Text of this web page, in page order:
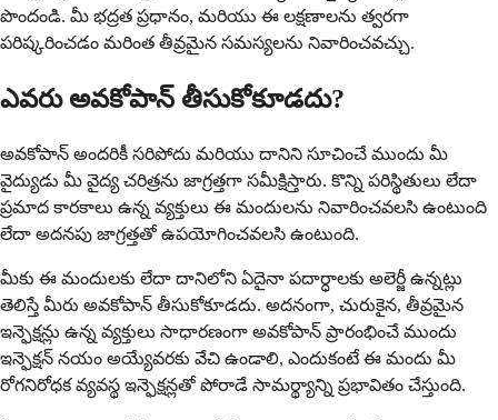
పొందండి. మీ భద్రత ప్రధానం, మరియు ఈ లక్షణాలను త్వరగా
పరిష్కరించడం మరింత తీవ్రమైన సమస్యలను నివారించవచ్చు.
ఎవరు అవకోపాన్ తీసుకోకూడదు?
అవకోపాన్ అందరికీ సరిపోదు మరియు దానిని సూచించే ముందు మీ
వైద్యుడు మీ వైద్య చరిత్రను జాగ్రత్తగా సమీక్షిస్తారు. కొన్ని పరిస్థితులు లేదా
ప్రమాద కారకాలు ఉన్న వ్యక్తులు ఈ మందులను నివారించవలసి ఉంటుంది
లేదా అదనపు జాగ్రత్తతో ఉపయోగించవలసి ఉంటుంది.
మీకు ఈ మందులకు లేదా దానిలోని ఏదైనా పదార్ధాలకు అలెర్జీ ఉన్నట్లు
తెలిస్తే మీరు అవకోపాన్ తీసుకోకూడదు. అదనంగా, చురుకైన, తీవ్రమైన
ఇన్ఫెక్షన్లు ఉన్న వ్యక్తులు సాధారణంగా అవకోపాన్ ప్రారంభించే ముందు
ఇన్ఫెక్షన్ నయం అయ్యేవరకు వేచి ఉండాలి, ఎందుకంటే ఈ మందు మీ
రోగనిరోధక వ్యవస్థ ఇన్ఫెక్షన్లతో పోరాడే సామర్థ్యాన్ని ప్రభావితం చేస్తుంది.